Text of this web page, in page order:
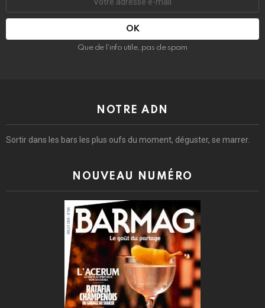
mail
Que de l’info utile, pas de spam
NOTRE ADN
Sortir dans les bars les plus oufs du moment, déguster, se marrer.
NOUVEAU NUMÉRO